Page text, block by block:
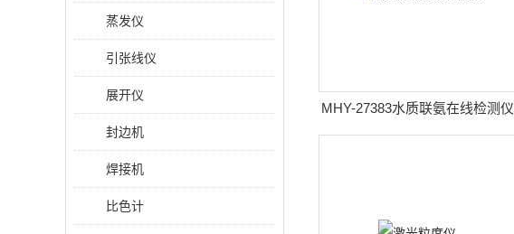
蒸发仪
引张线仪
展开仪
封边机
焊接机
比色计
MHY-27383水质联氨在线检测仪